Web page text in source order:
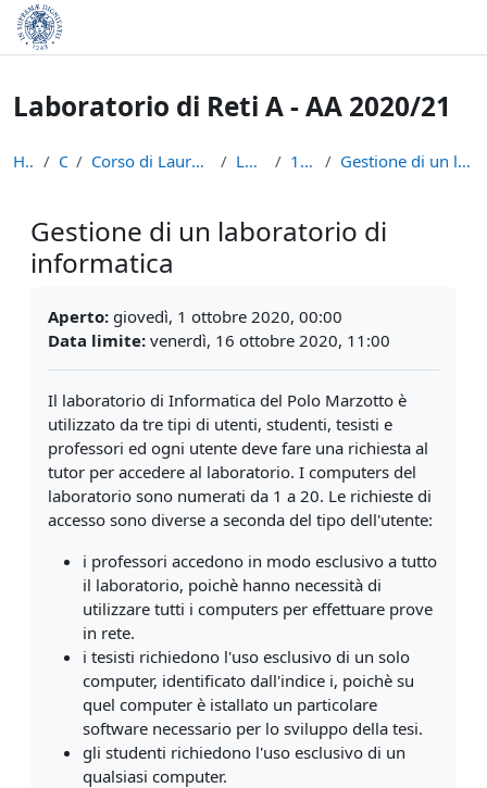
Vai al contenuto principale
Laboratorio di Reti A - AA 2020/21
Home Corsi Corso di Laurea in Informatica (L-31) LPR-A2021 1 Ottobre Gestione di un laboratorio di informatica
Gestione di un laboratorio di
informatica
Aperto: giovedì, 1 ottobre 2020, 00:00
Data limite: venerdì, 16 ottobre 2020, 11:00
Il laboratorio di Informatica del Polo Marzotto è
utilizzato da tre tipi di utenti, studenti, tesisti e
professori ed ogni utente deve fare una richiesta al
tutor per accedere al laboratorio. I computers del
laboratorio sono numerati da 1 a 20. Le richieste di
accesso sono diverse a seconda del tipo dell'utente:
i professori accedono in modo esclusivo a tutto
il laboratorio, poichè hanno necessità di
utilizzare tutti i computers per effettuare prove
in rete.
i tesisti richiedono l'uso esclusivo di un solo
computer, identificato dall'indice i, poichè su
quel computer è istallato un particolare
software necessario per lo sviluppo della tesi.
gli studenti richiedono l'uso esclusivo di un
qualsiasi computer.